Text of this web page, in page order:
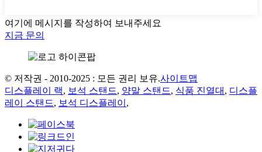
여기에 메시지를 작성하여 보내주세요
지금 문의
© 저작권 - 2010-2025 : 모든 권리 보유.사이트맵
디스플레이 랙, 보석 스탠드, 양말 스탠드, 식품 진열대 , 디스플
레이 스탠드, 보석 디스플레이 ,